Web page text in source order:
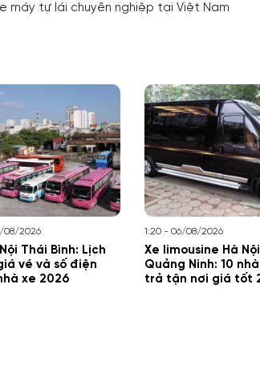
máy tự lái chuyên nghiệp tại Việt Nam
08/2026
Thái Bình: Lịch
vé và số điện
xe 2026
1:20 - 06/08/2026
Xe limousine Hà Nội
Quảng Ninh: 10
trả tận nơi giá tốt